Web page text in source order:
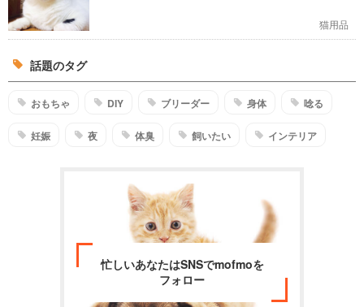
猫用品
話題のタグ
おもちゃ DIY ブリーダー 身体 唸る
妊娠 夜 体臭 飼いたい インテリア
忙しいあなたはSNSでmofmoを
フォロー